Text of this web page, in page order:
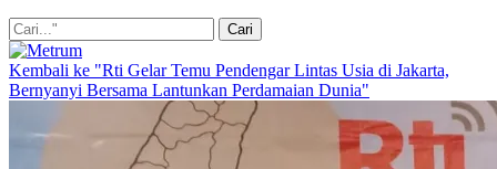
Kembali ke "Rti Gelar Temu Pendengar Lintas Usia di Jakarta,
Bernyanyi Bersama Lantunkan Perdamaian Dunia"